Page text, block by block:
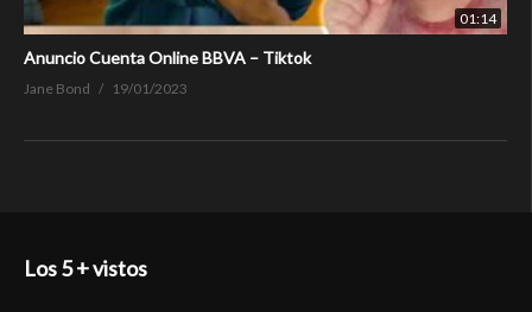
01:14
Anuncio Cuenta Online BBVA – Tiktok
Jane Bond 19/01/2023
Los 5 + vistos